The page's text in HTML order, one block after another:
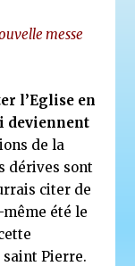
messe
l’Eglise en
deviennent
de la
dérives sont
citer de
été le
Pierre.